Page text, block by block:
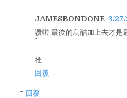
JAMESBONDONE 3/
讚啦 最後的烏醋加上去才是
推
回覆
回覆